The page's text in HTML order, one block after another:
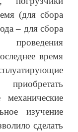
(для сбора
– для сбора
время
механические
изучение
сделать